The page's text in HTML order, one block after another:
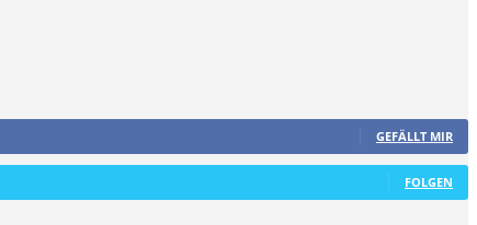
GEFÄLLT MIR
FOLGEN